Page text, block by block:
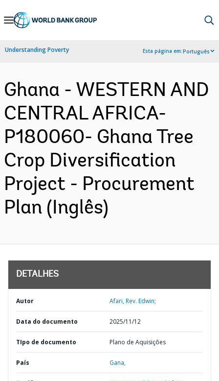
Skip
Navigation
Understanding Poverty Esta página em:Português
Ghana - WESTERN AND
CENTRAL AFRICA-
P180060- Ghana Tree
Crop Diversification
Project - Procurement
Plan (Inglês)
DETALHES
Autor Afari, Rev. Edwin;
Data do documento 2025/11/12
TIpo de documento Plano de Aquisições
País Gana,